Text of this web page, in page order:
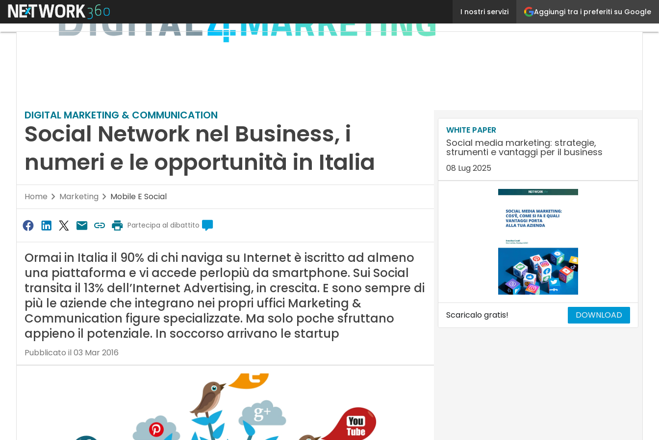
Aggiungi tra i preferiti su Google
I nostri servizi
Menu Social Network nel Business, i numeri e le
DIGITAL MARKETING & COMMUNICATION
Social Network nel Business, i
numeri e le opportunità in Italia
Home Marketing Mobile E Social
Partecipa al dibattito
Ormai in Italia il 90% di chi naviga su Internet è iscritto ad almeno
una piattaforma e vi accede perlopiù da smartphone. Sui Social
transita il 13% dell’Internet Advertising, in crescita. E sono sempre di
più le aziende che integrano nei propri uffici Marketing &
Communication figure specializzate. Ma solo poche sfruttano
appieno il potenziale. In soccorso arrivano le startup
Pubblicato il 03 Mar 2016
WHITE PAPER
Social media marketing: strategie,
strumenti e vantaggi per il business
08 Lug 2025
Scaricalo gratis! DOWNLOAD